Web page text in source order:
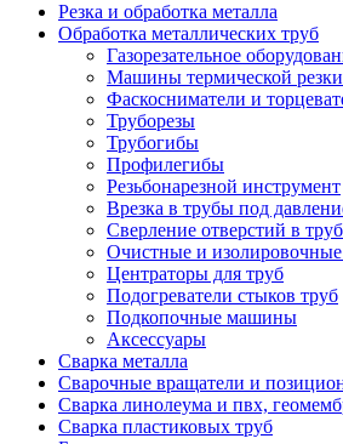
Резка и обработка металла
Обработка металлических труб
Газорезательное
Машины термической
Фаскосниматели и
Труборезы
Трубогибы
Профилегибы
Резьбонарезной инструмент
Врезка в трубы под
Сверление отверстий в
Очистные и
Центраторы для труб
Подогреватели стыков труб
Подкопочные машины
Аксессуары
Сварка металла
Сварочные вращатели и
Сварка линолеума и пвх,
Сварка пластиковых труб